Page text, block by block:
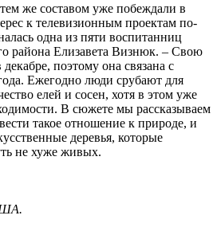
же составом уже побеждали в
к телевизионным проектам по-
одна из пяти воспитанниц
района Елизавета Визнюк. – Свою
поэтому она связана с
Ежегодно люди срубают для
елей и сосен, хотя в этом уже
В сюжете мы рассказываем
такое отношение к природе, и
деревья, которые
не хуже живых.